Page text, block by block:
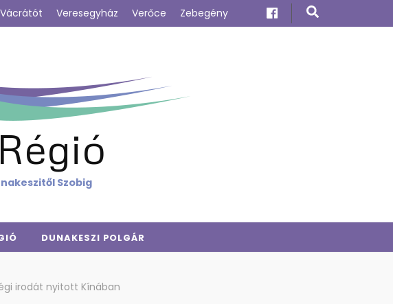
Vácrátót Veresegyház Verőce Zebegény
Szobig
DUNAKESZI POLGÁR
irodát nyitott Kínában